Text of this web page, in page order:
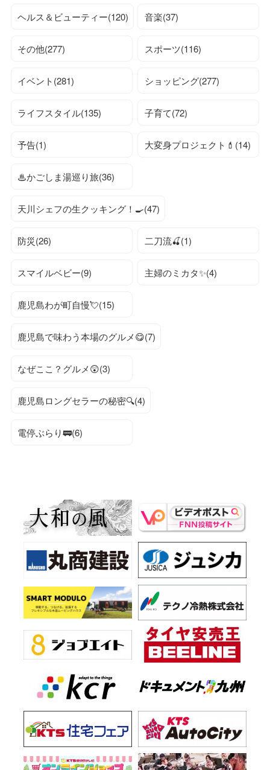
ヘルス＆ビューティー(120) 音楽(37)
その他(277) スポーツ(116)
イベント(281) ショッピング(277)
ライフスタイル(135) 子育て(72)
予告(1) 大変身プロジェクト💄(14)
♨かごしま湯巡り旅(36)
天川シェフの生クッキング！🍳(47)
防災(26) 二刀流🍒(1)
スマイルベビー(9) 主婦のミカタ✨(4)
鹿児島わが町自慢💘(15)
鹿児島で味わう本場のグルメ😋(7)
なぜここ？グルメ😲(3)
鹿児島ロングセラーの秘密🔍(4)
電停ぶらり🚃(6)